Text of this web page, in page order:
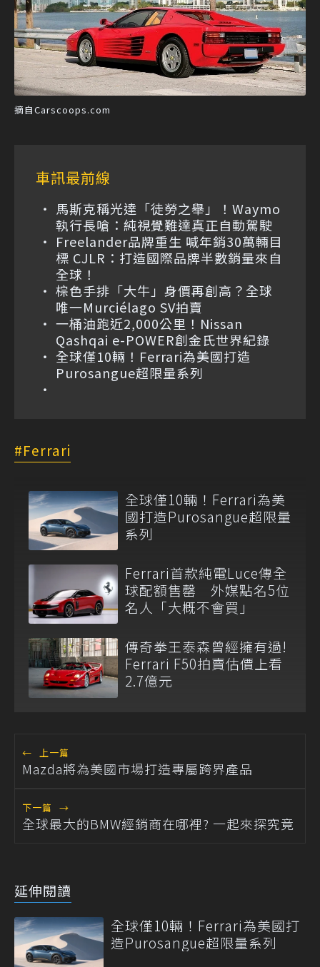
摘自Carscoops.com
車訊最前線
馬斯克稱光達「徒勞之舉」！Waymo
執行長嗆：純視覺難達真正自動駕駛
Freelander品牌重生 喊年銷30萬輛目
標 CJLR：打造國際品牌半數銷量來自
全球！
棕色手排「大牛」身價再創高？全球
唯一Murciélago SV拍賣
一桶油跑近2,000公里！Nissan
Qashqai e-POWER創金氏世界紀錄
全球僅10輛！Ferrari為美國打造
Purosangue超限量系列
Ferrari
全球僅10輛！Ferrari為美
國打造Purosangue超限量
系列
Ferrari首款純電Luce傳全
球配額售罄 外媒點名5位
名人「大概不會買」
傳奇拳王泰森曾經擁有過!
Ferrari F50拍賣估價上看
2.7億元
← 上一篇
Mazda將為美國市場打造專屬跨界產品
下一篇 →
全球最大的BMW經銷商在哪裡? 一起來探究竟
延伸閱讀
全球僅10輛！Ferrari為美國打
造Purosangue超限量系列